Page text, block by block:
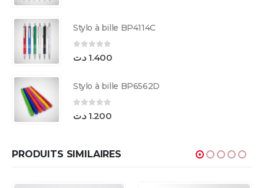
Stylo à bille BP4114C
sur 51.400 د.ت
Stylo à bille BP6562D
sur 51.200 د.ت
PRODUITS SIMILAIRES